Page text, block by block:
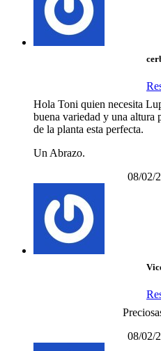
Hola Toni quien necesita
buena variedad y una altura
de la planta esta perfecta.
Un Abrazo.
08/02/
08/02/